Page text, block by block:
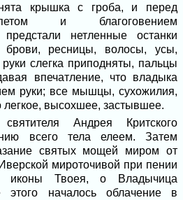
крышка с гроба, и перед
и благоговением
нетленные останки
брови, ресницы, волосы, усы,
слегка приподняты, пальцы
впечатление, что владыка
руки; все мышцы, сухожилия,
легкое, высохшее, застывшее.
Андрея Критского
всего тела елеем. Затем
святых мощей миром от
мироточивой при пении
иконы Твоея, о Владычица
этого началось облачение в